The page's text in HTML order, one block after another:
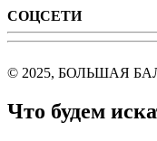
СОЦСЕТИ
© 2025, БОЛЬШАЯ
Что будем